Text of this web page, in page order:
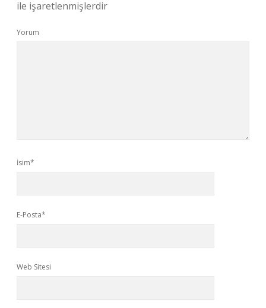
ile işaretlenmişlerdir
Yorum
İsim*
E-Posta*
Web Sitesi